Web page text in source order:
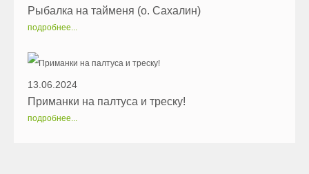
Рыбалка на тайменя (о. Сахалин)
подробнее...
13.06.2024
Приманки на палтуса и треску!
подробнее...